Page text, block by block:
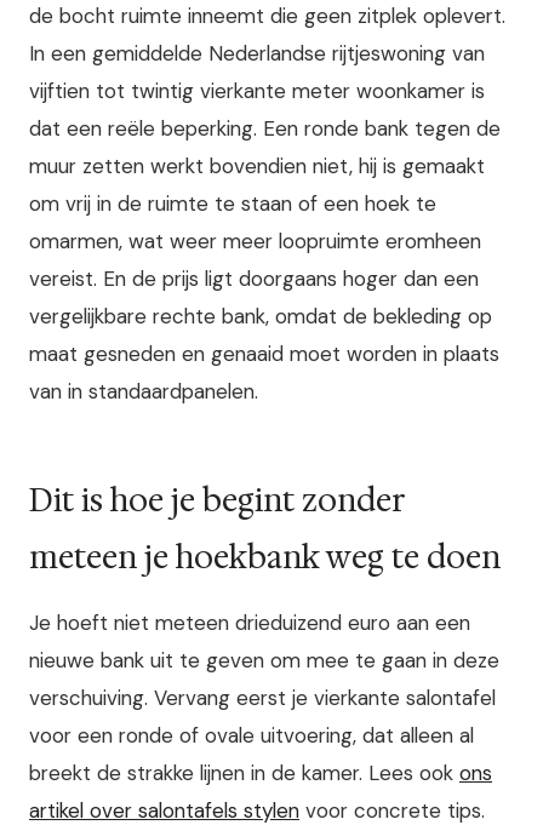
de bocht ruimte inneemt die geen zitplek oplevert.
In een gemiddelde Nederlandse rijtjeswoning van
vijftien tot twintig vierkante meter woonkamer is
dat een reële beperking. Een ronde bank tegen de
muur zetten werkt bovendien niet, hij is gemaakt
om vrij in de ruimte te staan of een hoek te
omarmen, wat weer meer loopruimte eromheen
vereist. En de prijs ligt doorgaans hoger dan een
vergelijkbare rechte bank, omdat de bekleding op
maat gesneden en genaaid moet worden in plaats
van in standaardpanelen.
Dit is hoe je begint zonder
meteen je hoekbank weg te doen
Je hoeft niet meteen drieduizend euro aan een
nieuwe bank uit te geven om mee te gaan in deze
verschuiving. Vervang eerst je vierkante salontafel
voor een ronde of ovale uitvoering, dat alleen al
breekt de strakke lijnen in de kamer. Lees ook ons
artikel over salontafels stylen voor concrete tips.